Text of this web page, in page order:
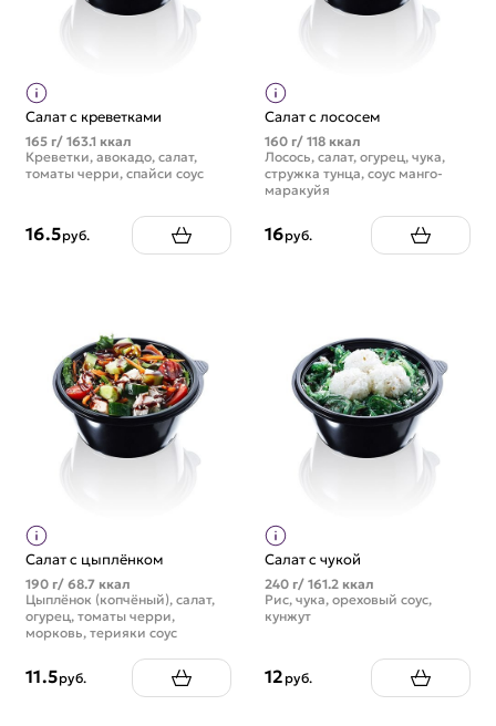
Салат с креветками
165 г/ 163.1 ккал
Креветки, авокадо, салат,
томаты черри, спайси соус
16.5руб.
Салат с лососем
160 г/ 118 ккал
Лосось, салат, огурец, чука,
стружка тунца, соус манго-
маракуйя
16руб.
Салат с цыплёнком
190 г/ 68.7 ккал
Цыплёнок (копчёный), салат,
огурец, томаты черри,
морковь, терияки соус
11.5руб.
Салат с чукой
240 г/ 161.2 ккал
Рис, чука, ореховый соус,
кунжут
12 руб.